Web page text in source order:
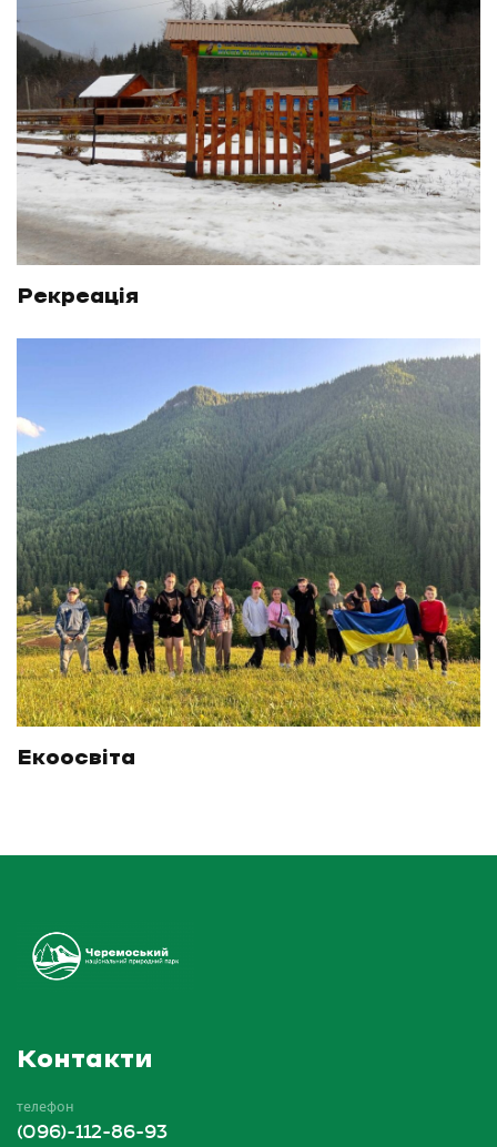
Рекреація
Екоосвіта
Контакти
телефон
(096)-112-86-93